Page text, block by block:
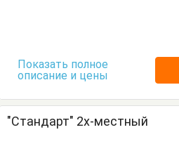
Показать полное
описание и цены
"Стандарт" 2х-местный